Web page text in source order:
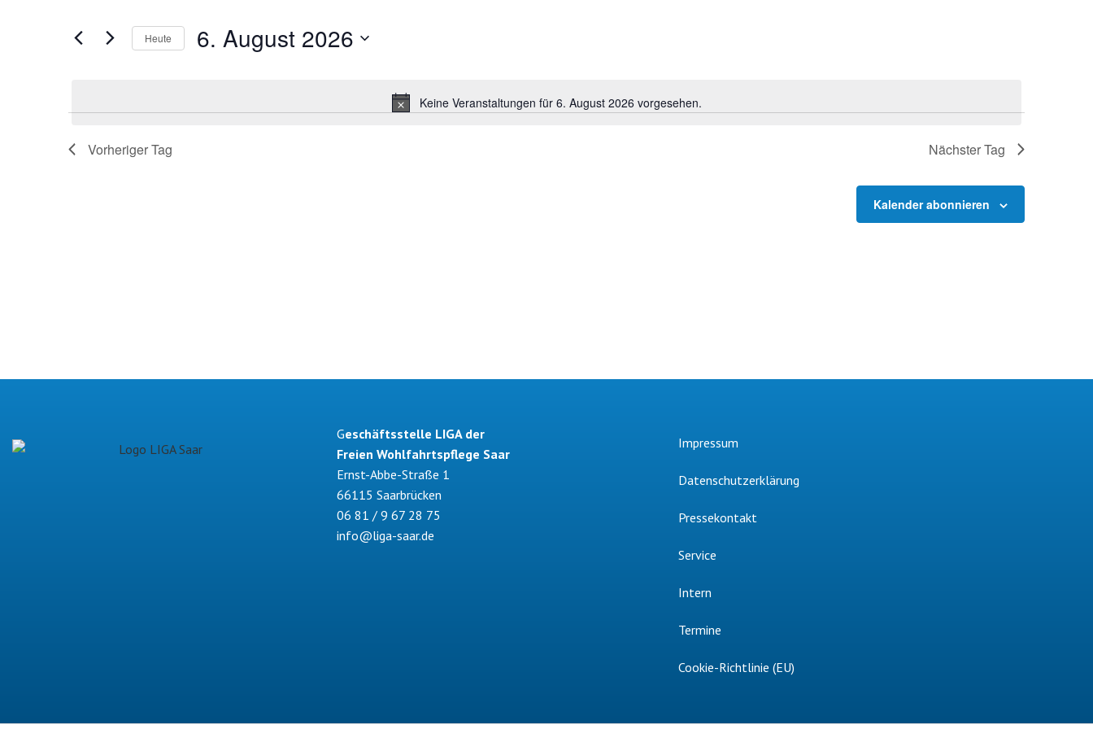
Hinweis
Keine Veranstaltungen für 6. August 2026 vorgesehen.
Navigation
nach
Heute 6. August 2026
Vorheriger Tag Nächster Tag
Kalender abonnieren
Geschäftsstelle LIGA der
Freien Wohlfahrtspflege Saar
Ernst-Abbe-Straße 1
66115 Saarbrücken
06 81 / 9 67 28 75
info@liga-saar.de
Impressum
Datenschutzerklärung
Pressekontakt
Service
Intern
Termine
Cookie-Richtlinie (EU)